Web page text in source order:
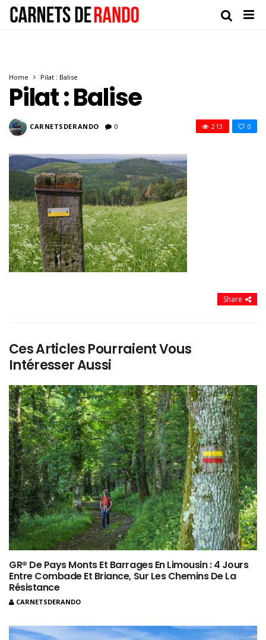
Home Pilat : Balise
Pilat : Balise
CARNETSDERANDO 0 0
213
Share
Ces Articles Pourraient Vous
Intéresser Aussi
GR® De Pays Monts Et Barrages En Limousin : 4 Jours
Entre Combade Et Briance, Sur Les Chemins De La
Résistance
CARNETSDERANDO